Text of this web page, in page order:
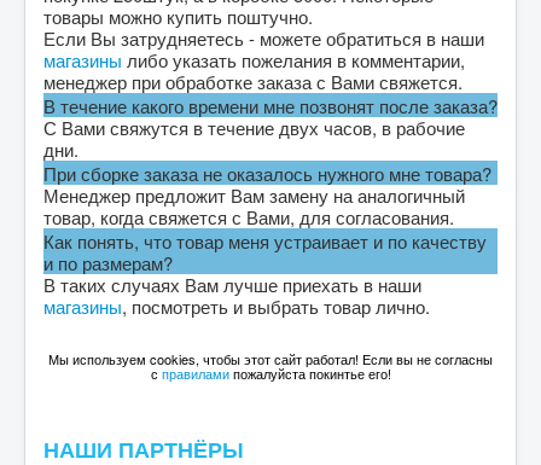
товары можно купить поштучно.
Если Вы затрудняетесь - можете обратиться в наши
магазины либо указать пожелания в комментарии,
менеджер при обработке заказа с Вами свяжется.
В течение какого времени мне позвонят после заказа?
С Вами свяжутся в течение двух часов, в рабочие
дни.
При сборке заказа не оказалось нужного мне товара?
Менеджер предложит Вам замену на аналогичный
товар, когда свяжется с Вами, для согласования.
Как понять, что товар меня устраивает и по качеству
и по размерам?
В таких случаях Вам лучше приехать в наши
магазины, посмотреть и выбрать товар лично.
Мы используем cookies, чтобы этот сайт работал! Если вы не согласны
с правиламипожалуйста покинтье его!
НАШИ ПАРТНЁРЫ